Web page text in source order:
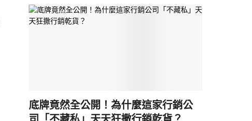
底牌竟然全公開！為什麼這家行銷公